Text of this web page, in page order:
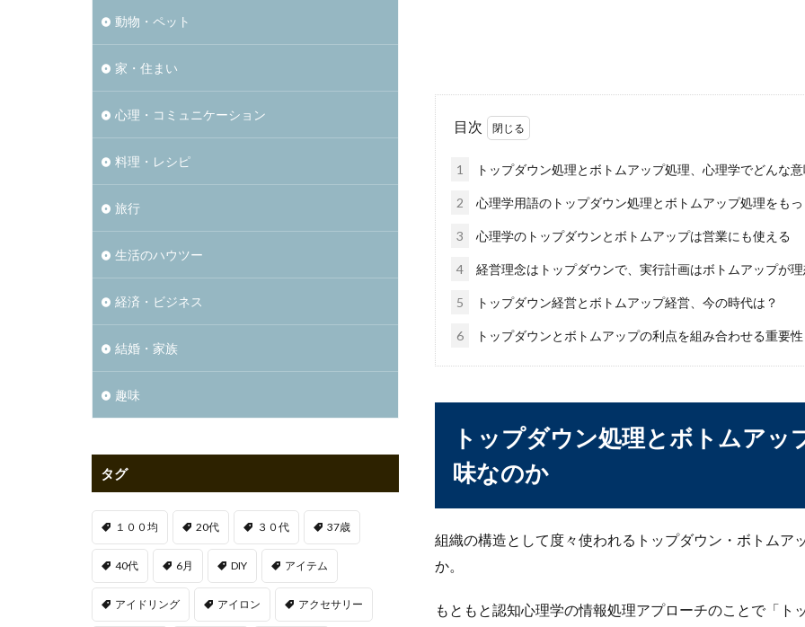
メーカーの営業が楽っ
働く会社の中には、残業代
が存在します。...
財団法人に就職するメ
財団法人への就職を考えた
か。財...
今教師をされている新米の先
もいるのではな...
目次
1 トップダウン処理とボトムアップ処理、心理学でどんな
2 心理学用語のトップダウン処理とボトムアップ処理をも
3 心理学のトップダウンとボトムアップは営業にも使える
4 経営理念はトップダウンで、実行計画はボトムアップが
5 トップダウン経営とボトムアップ経営、今の時代は？
6 トップダウンとボトムアップの利点を組み合わせる重要性
トップダウン処理とボトムアッ
味なのか
組織の構造として度々使われるトップダウン・ボトムア
か。
もともと認知心理学の情報処理アプローチのことで「
動物・ペット
家・住まい
心理・コミュニケーション
料理・レシピ
旅行
生活のハウツー
経済・ビジネス
結婚・家族
趣味
タグ
１００均 20代 ３０代 37歳
40代 6月 DIY アイテム
アイドリング アイロン アクセサリー